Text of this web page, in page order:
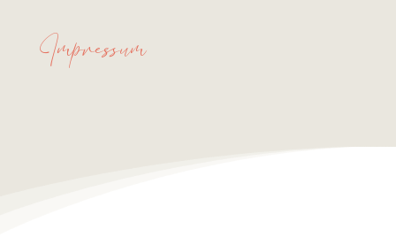
Impressum